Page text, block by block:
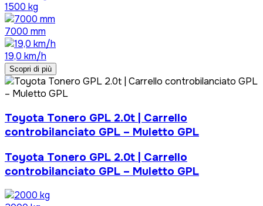
1500 kg
7000 mm
19,0 km/h
Scopri di più
Toyota Tonero GPL 2.0t | Carrello
controbilanciato GPL – Muletto GPL
Toyota Tonero GPL 2.0t | Carrello
controbilanciato GPL – Muletto GPL